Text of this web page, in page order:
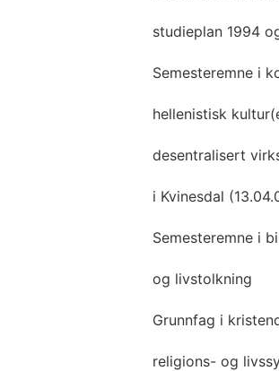
studieplan 1994
Semesteremne i
hellenistisk
desentralisert
i Kvinesdal
Semesteremne i
og livstolkning
Grunnfag i
religions- og